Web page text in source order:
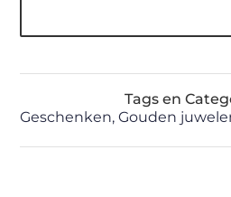
Tags en
Geschenken,Gouden